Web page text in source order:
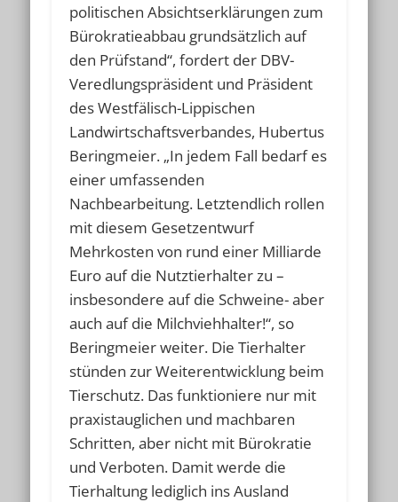
politischen Absichtserklärungen zum
Bürokratieabbau grundsätzlich auf
den Prüfstand“, fordert der DBV-
Veredlungspräsident und Präsident
des Westfälisch-Lippischen
Landwirtschaftsverbandes, Hubertus
Beringmeier. „In jedem Fall bedarf es
einer umfassenden
Nachbearbeitung. Letztendlich rollen
mit diesem Gesetzentwurf
Mehrkosten von rund einer Milliarde
Euro auf die Nutztierhalter zu –
insbesondere auf die Schweine- aber
auch auf die Milchviehhalter!“, so
Beringmeier weiter. Die Tierhalter
stünden zur Weiterentwicklung beim
Tierschutz. Das funktioniere nur mit
praxistauglichen und machbaren
Schritten, aber nicht mit Bürokratie
und Verboten. Damit werde die
Tierhaltung lediglich ins Ausland